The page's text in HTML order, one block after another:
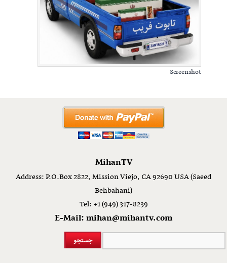
Screenshot
MihanTV
Address: P.O.Box 2822, Mission Viejo, CA 92690 USA (Saeed
Behbahani)
Tel: +1 (949) 317-8239
E-Mail: mihan@mihantv.com